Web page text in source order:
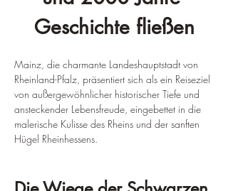
Geschichte fließen
Mainz, die charmante Landeshauptstadt von
Rheinland-Pfalz, präsentiert sich als ein Reiseziel
von außergewöhnlicher historischer Tiefe und
ansteckender Lebensfreude, eingebettet in die
malerische Kulisse des Rheins und der sanften
Hügel Rheinhessens.